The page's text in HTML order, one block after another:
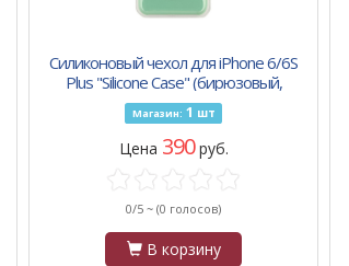
Силиконовый чехол для iPhone 6/6S
Plus "Silicone Case" (бирюзовый,
блистер) 21
Магазин: 1 шт
Цена 390руб.
0/5 ~ (0 голосов)
В корзину